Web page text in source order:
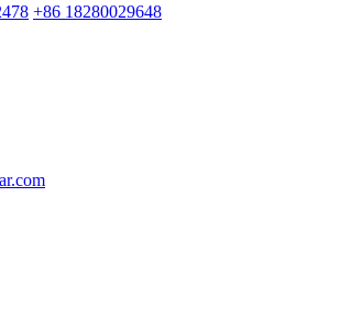
+86 18280029648